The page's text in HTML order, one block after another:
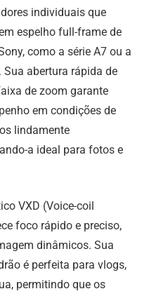
individuais que
espelho full-frame de
como a série A7 ou a
Sua abertura rápida de
de zoom garante
em condições de
lindamente
a ideal para fotos e
VXD (Voice-coil
foco rápido e preciso,
dinâmicos. Sua
é perfeita para vlogs,
permitindo que os